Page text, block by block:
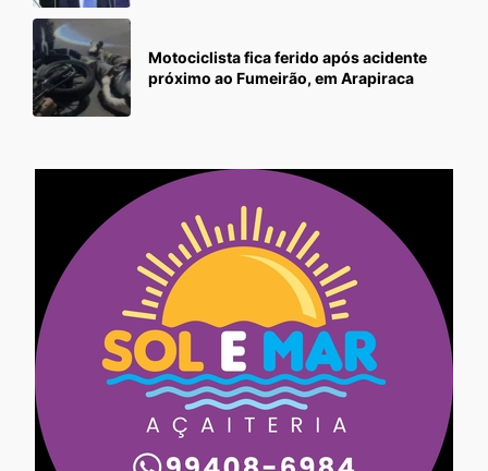
Motociclista fica ferido após acidente
próximo ao Fumeirão, em Arapiraca